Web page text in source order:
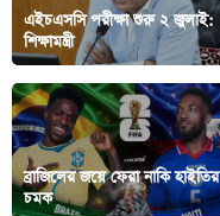
এইচএসসি পরীক্ষা শুরু ২ জুলাই:
শিক্ষামন্ত্রী
ব্রাজিলের জয়ে ফেরা নাকি হাইতির
চমক